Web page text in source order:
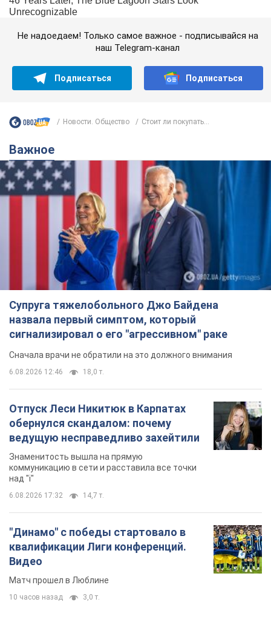
Не надоедаем! Только самое важное - подписывайся на
наш Telegram-канал
Подписаться Подписаться
Новости. Общество Стоит ли покупать...
Важное
Супруга тяжелобольного Джо Байдена
назвала первый симптом, который
сигнализировал о его "агрессивном" раке
Сначала врачи не обратили на это должного внимания
6.08.2026 12:46 18,0 т.
Отпуск Леси Никитюк в Карпатах
обернулся скандалом: почему
ведущую несправедливо захейтили
Знаменитость вышла на прямую
коммуникацию в сети и расставила все точки
над "i"
6.08.2026 17:32 14,7 т.
"Динамо" с победы стартовало в
квалификации Лиги конференций.
Видео
Матч прошел в Люблине
10 часов назад 3,0 т.